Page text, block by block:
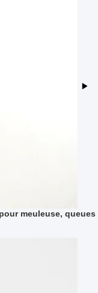
meuleuse, queues